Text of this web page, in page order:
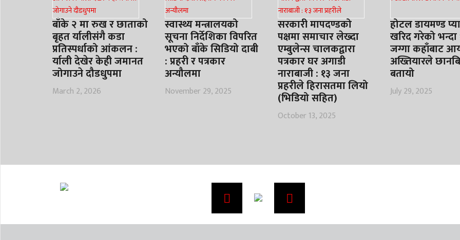
बाँके २ मा रुख र छाताको
बृहत र्यालीसंगै कडा
प्रतिस्पर्धाको आंकलन :
र्याली देखेर केही जमानत
जोगाउने दौडधुपमा
March 2, 2026
स्वास्थ्य मन्त्रालयको
सूचना निर्देशिका विपरित
भएको बाँके सिडियो दाबी
: प्रहरी र पत्रकार
अन्यौलमा
November 29, 2025
सरकारी मापदण्डको
पक्षमा समाचार लेख्दा
एम्बुलेन्स चालकद्वारा
पत्रकार घर अगाडी
नाराबाजी : १३ जना
प्रहरीले हिरासतमा लियो
(भिडियो सहित)
October 13, 2025
होटल डायमण्ड
खरिद गरेको
जग्गा कहाँबाट
अख्तियारले
बतायो
July 29, 2025